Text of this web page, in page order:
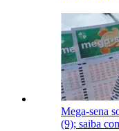
Mega-sena
(9); saiba